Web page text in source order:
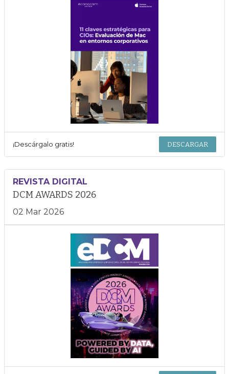
¡Descárgalo gratis! DESCARGAR
REVISTA DIGITAL
DCM AWARDS 2026
02 Mar 2026